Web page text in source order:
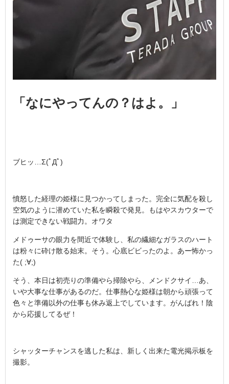
「なにやってんの？はよ。」
ブヒッ…Σ(ﾟДﾟ)
憤怒した経理の姫様に見つかってしまった。完全に気配を殺し
空気のように潜めていた私を瞬殺で発見。もはやスカウターで
は測定できない戦闘力。オワタ
メドゥーサの眼力を間近で体験し、私の繊細なガラスのハート
は粉々に砕け散る始末。そう。心底ビビったのよ。あー怖かっ
た( ;∀;)
そう、本日は初売りの準備やら掃除やら、メンドクサイ…あ、
いや大事な仕事があるのだ。仕事熱心な姫様は朝から頑張って
色々と準備以外の仕事も休み返上でしています。がんばれ！陰
から応援してるぜ！
シャッターチャンスを逃した私は、新しく出来た電光掲示板を
撮影。